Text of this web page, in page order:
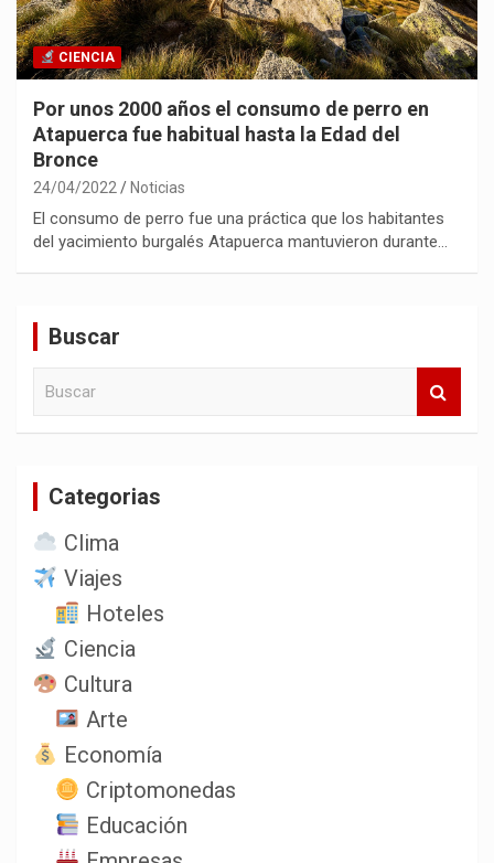
CIENCIA
Por unos 2000 años el consumo de perro en
Atapuerca fue habitual hasta la Edad del
Bronce
24/04/2022 Noticias
El consumo de perro fue una práctica que los habitantes
del yacimiento burgalés Atapuerca mantuvieron durante…
Buscar
Categorias
Clima
Viajes
Hoteles
Ciencia
Cultura
Arte
Economía
Criptomonedas
Educación